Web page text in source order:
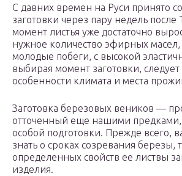
С давних времен на Руси принято
заготовки через пару недель
момент листья уже достаточно
нужное количество эфирных масел,
молодые побеги, с высокой
выбирая момент заготовки, следует
особенности климата и места
Заготовка березовых веников —
отточенный еще нашими предками,
особой подготовки. Прежде всего,
знать о сроках созревания березы,
определенных свойств ее листвы
изделия.